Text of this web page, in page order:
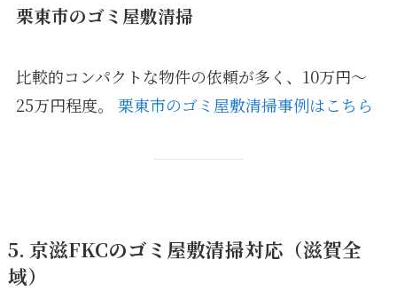
栗東市のゴミ屋敷清掃
比較的コンパクトな物件の依頼が多く、10万円〜
25万円程度。 栗東市のゴミ屋敷清掃事例はこちら
5. 京滋FKCのゴミ屋敷清掃対応（滋賀全
域）